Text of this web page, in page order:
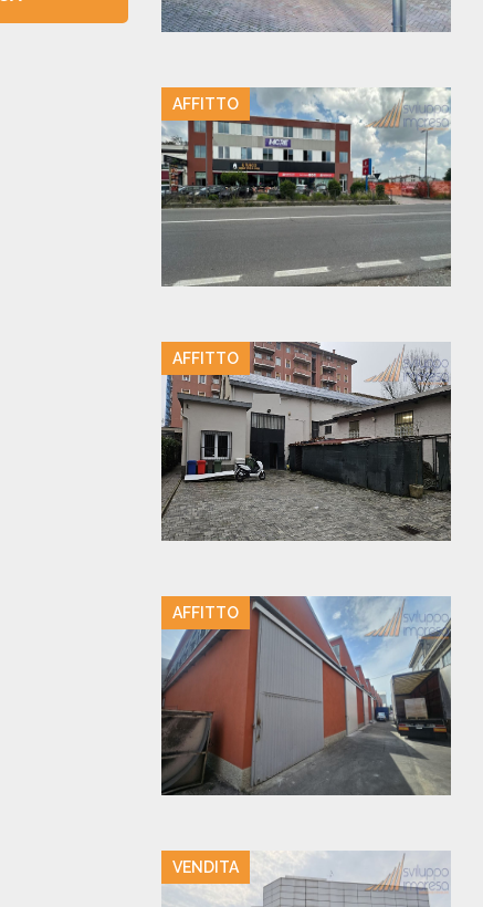
AFFITTO
AFFITTO
AFFITTO
VENDITA